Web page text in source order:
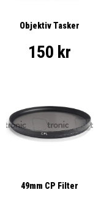
Objektiv Tasker
150 kr
49mm CP Filter